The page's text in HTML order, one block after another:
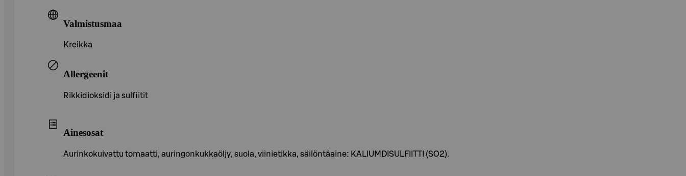
Valmistusmaa
Kreikka
Allergeenit
Rikkidioksidi ja sulfiitit
Ainesosat
Aurinkokuivattu tomaatti, auringonkukkaöljy, suola, viinietikka, säilöntäaine: KALIUMDISULFIITTI (SO2).